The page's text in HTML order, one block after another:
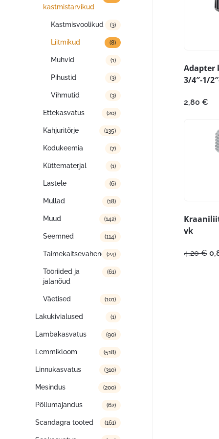
kastmistarvikud
Kastmisvoolikud (3)
Liitmikud (8)
Muhvid (1)
Pihustid (3)
Vihmutid (3)
Ettekasvatus (20)
Kahjuritõrje (135)
Kodukeemia (7)
Küttematerjal (1)
Lastele (6)
Mullad (18)
Muud (142)
Seemned (114)
Taimekaitsevahendid(24)
Tööriided ja
jalanõud
(61)
Väetised (101)
Lakukivialused (1)
Lambakasvatus (90)
Lemmikloom (518)
Linnukasvatus (310)
Mesindus (200)
Põllumajandus (62)
Scandagra tooted (161)
Adapter
3/4″-1/
2,80 €
vk
4,20€